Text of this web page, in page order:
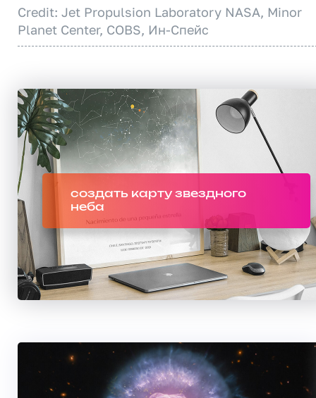
Credit: Jet Propulsion Laboratory NASA, Minor
Planet Center, COBS, Ин-Спейс
создать карту звездного
неба